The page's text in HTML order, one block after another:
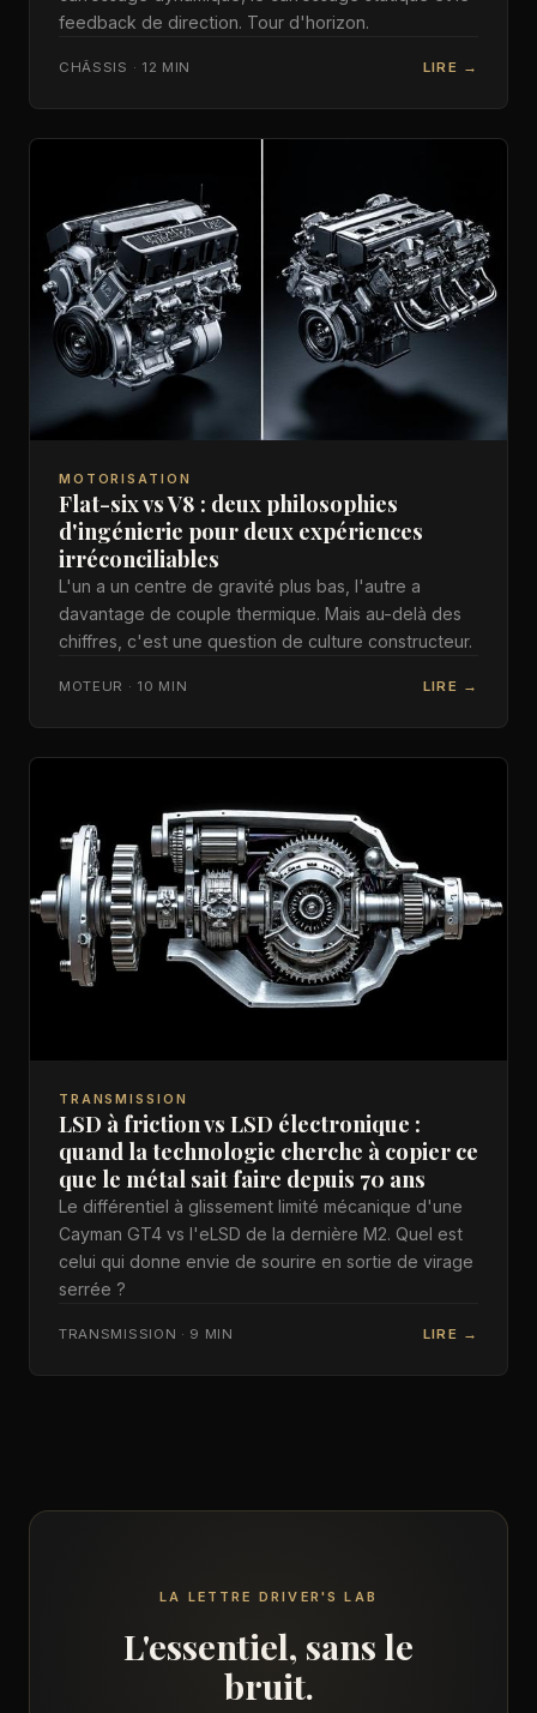
feedback de direction. Tour d'horizon.
CHÂSSIS · 12 MIN LIRE →
MOTORISATION
Flat-six vs V8 : deux philosophies
d'ingénierie pour deux expériences
irréconciliables
L'un a un centre de gravité plus bas, l'autre a
davantage de couple thermique. Mais au-delà des
chiffres, c'est une question de culture constructeur.
MOTEUR · 10 MIN LIRE →
TRANSMISSION
LSD à friction vs LSD électronique :
quand la technologie cherche à copier ce
que le métal sait faire depuis 70 ans
Le différentiel à glissement limité mécanique d'une
Cayman GT4 vs l'eLSD de la dernière M2. Quel est
celui qui donne envie de sourire en sortie de virage
serrée ?
TRANSMISSION · 9 MIN LIRE →
LA LETTRE DRIVER'S LAB
L'essentiel, sans le
bruit.